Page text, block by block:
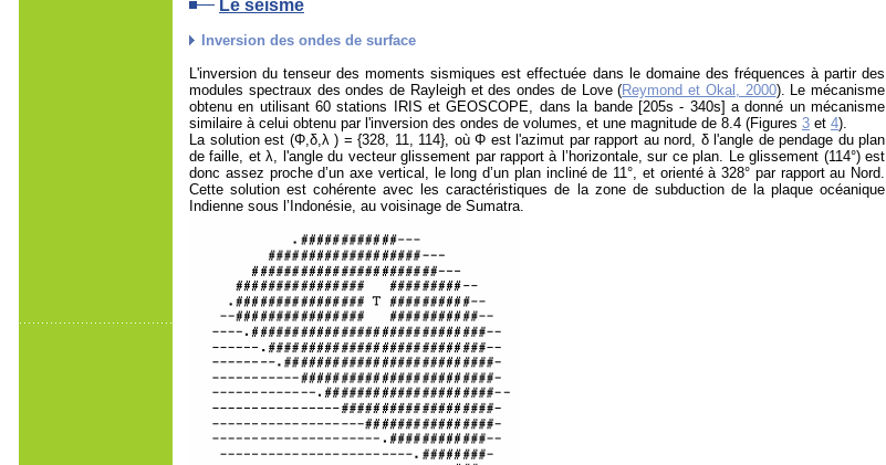
Le séisme
Inversion des ondes de surface
L'inversion du tenseur des moments sismiques est effectuée dans le domaine des fréquences à partir des
modules spectraux des ondes de Rayleigh et des ondes de Love (Reymond et Okal, 2000). Le mécanisme
obtenu en utilisant 60 stations IRIS et GEOSCOPE, dans la bande [205s - 340s] a donné un mécanisme
similaire à celui obtenu par l'inversion des ondes de volumes, et une magnitude de 8.4 (Figures 3 et 4).
La solution est (Φ,δ,λ ) = {328, 11, 114}, où Φ est l'azimut par rapport au nord, δ l'angle de pendage du plan
de faille, et λ, l'angle du vecteur glissement par rapport à l’horizontale, sur ce plan. Le glissement (114°) est
donc assez proche d’un axe vertical, le long d’un plan incliné de 11°, et orienté à 328° par rapport au Nord.
Cette solution est cohérente avec les caractéristiques de la zone de subduction de la plaque océanique
Indienne sous l’Indonésie, au voisinage de Sumatra.